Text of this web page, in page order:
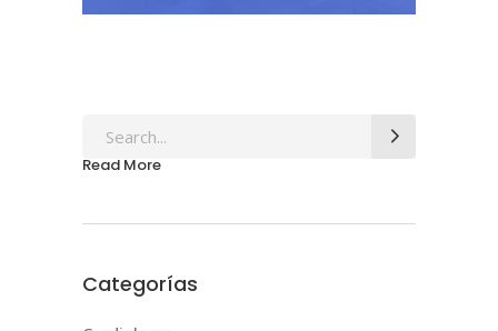
Search
for:
Read More
Categorías